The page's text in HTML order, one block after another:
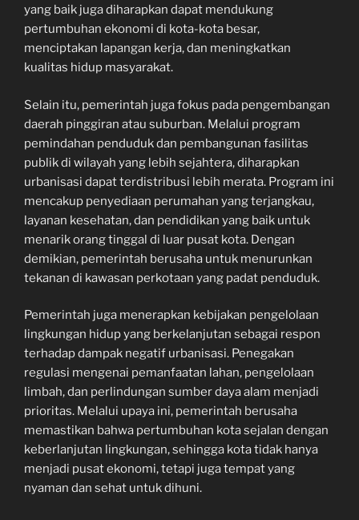
yang baik juga diharapkan dapat mendukung
pertumbuhan ekonomi di kota-kota besar,
menciptakan lapangan kerja, dan meningkatkan
kualitas hidup masyarakat.
Selain itu, pemerintah juga fokus pada pengembangan
daerah pinggiran atau suburban. Melalui program
pemindahan penduduk dan pembangunan fasilitas
publik di wilayah yang lebih sejahtera, diharapkan
urbanisasi dapat terdistribusi lebih merata. Program ini
mencakup penyediaan perumahan yang terjangkau,
layanan kesehatan, dan pendidikan yang baik untuk
menarik orang tinggal di luar pusat kota. Dengan
demikian, pemerintah berusaha untuk menurunkan
tekanan di kawasan perkotaan yang padat penduduk.
Pemerintah juga menerapkan kebijakan pengelolaan
lingkungan hidup yang berkelanjutan sebagai respon
terhadap dampak negatif urbanisasi. Penegakan
regulasi mengenai pemanfaatan lahan, pengelolaan
limbah, dan perlindungan sumber daya alam menjadi
prioritas. Melalui upaya ini, pemerintah berusaha
memastikan bahwa pertumbuhan kota sejalan dengan
keberlanjutan lingkungan, sehingga kota tidak hanya
menjadi pusat ekonomi, tetapi juga tempat yang
nyaman dan sehat untuk dihuni.